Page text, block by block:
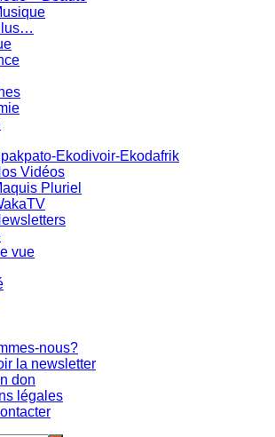
Ekodivoir-Ekodafrik
Vidéos
Pluriel
vue
nous?
la newsletter
don
légales